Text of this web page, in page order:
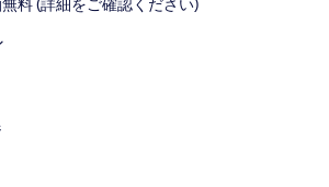
料 (詳細をご確認ください)